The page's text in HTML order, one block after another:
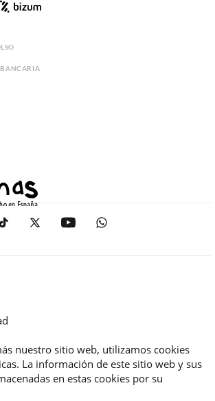
nuestro sitio web, utilizamos cookies
La información de este sitio web y sus
en estas cookies por su